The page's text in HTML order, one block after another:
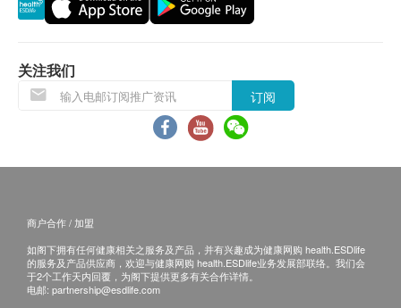
货品质量保证，于顾客收到产品当日起计，使用
退换条款 ：
当顾客收取已订购之货品时，有责任检查货品是否
退换产品必须包装完整，如退换之产品有任何残缺
如有其他损坏或遗漏查询，顾客必须保留有效收据
正本，并于送货后3个工作天内按下列方式联络健
康网购health.ESDlife客户服务部跟进。
关注我们
订阅
商户合作 / 加盟
如阁下拥有任何健康相关之服务及产品，并有兴趣成为健康网购 health.ESDlife
的服务及产品供应商，欢迎与健康网购 health.ESDlife业务发展部联络。我们会
于2个工作天内回覆，为阁下提供更多有关合作详情。
电邮: partnership@esdlife.com